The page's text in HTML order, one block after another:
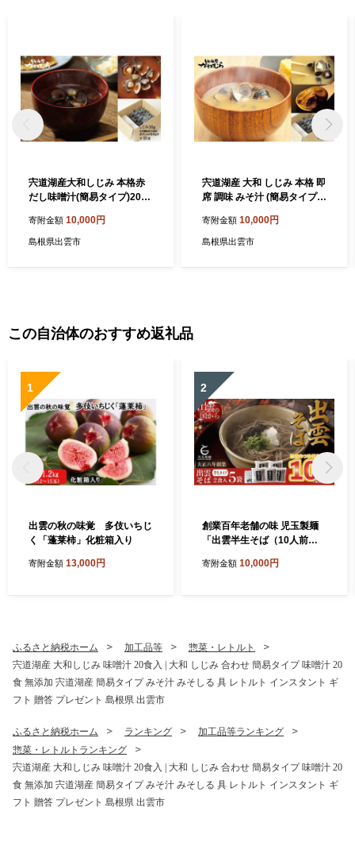
宍道湖産大和しじみ 本格赤
だし味噌汁(簡易タイプ)20食
噌汁 20食 赤だし 簡易タイプ
みそ汁 みそしる 具 レトルト
寄附金額 10,000円
島根県出雲市
宍道湖産 大和 しじみ 本格 即
席 調味 みそ汁 (簡易タイプ)
そしる 出汁 スープ 朝食 昼食
夕食 晩御飯 お取り寄せ グル
寄附金額 10,000円
島根県出雲市
この自治体のおすすめ返礼品
1
出雲の秋の味覚 多伎いちじ
く「蓬莱柿」化粧箱入り
寄附金額 13,000円
2
創業百年老舗の味 児玉製麺
「出雲半生そば（10人前）
寄附金額 10,000円
ふるさと納税ホーム 加工品等
惣菜・レトルト
宍道湖産 大和しじみ 味噌汁 20食入 | 大和 しじみ 合わせ 簡易タイプ 味噌汁 20
食 無添加 宍道湖産 簡易タイプ みそ汁 みそしる 具 レトルト インスタント ギ
フト 贈答 プレゼント 島根県 出雲市
ふるさと納税ホーム ランキング
加工品等ランキング
惣菜・レトルトランキング
宍道湖産 大和しじみ 味噌汁 20食入 | 大和 しじみ 合わせ 簡易タイプ 味噌汁 20
食 無添加 宍道湖産 簡易タイプ みそ汁 みそしる 具 レトルト インスタント ギ
フト 贈答 プレゼント 島根県 出雲市